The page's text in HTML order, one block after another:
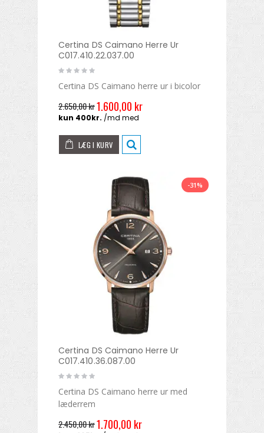
Certina DS Caimano Herre Ur
C017.410.22.037.00
Certina DS Caimano herre ur i bicolor
2.650,00 kr1.600,00 kr
LÆG I KURV
-31%
Certina DS Caimano Herre Ur
C017.410.36.087.00
Certina DS Caimano herre ur med
læderrem
2.450,00 kr1.700,00 kr